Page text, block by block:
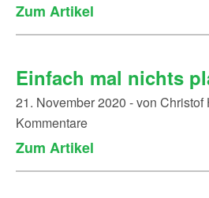
Zum Artikel
Einfach mal nichts
21. November 2020 - von Christof
Kommentare
Zum Artikel